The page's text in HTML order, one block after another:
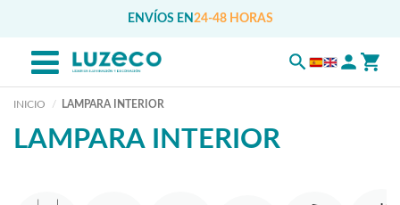
ENVÍOS EN 24-48 HORAS
INICIO LAMPARA INTERIOR
LAMPARA INTERIOR